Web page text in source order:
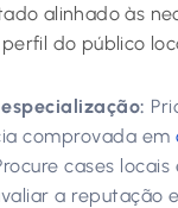
alinhado às
do público
comprovada em
cases
a reputação